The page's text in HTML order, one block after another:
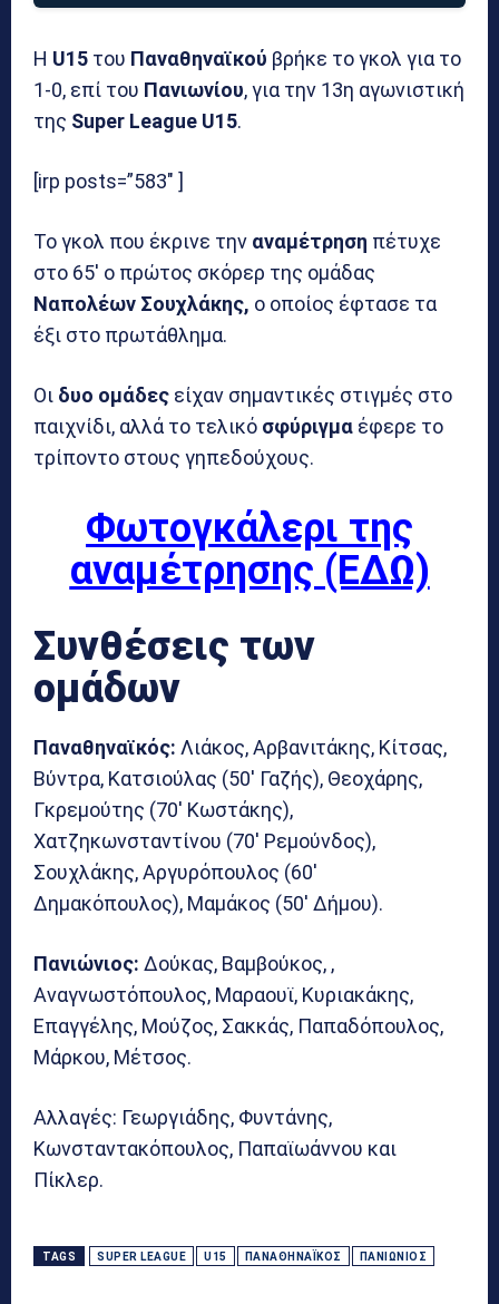
Η U15 του Παναθηναϊκού βρήκε το γκολ για το
1-0, επί του Πανιωνίου, για την 13η αγωνιστική
της Super League U15.
[irp posts=”583″ ]
Το γκολ που έκρινε την αναμέτρηση πέτυχε
στο 65′ ο πρώτος σκόρερ της ομάδας
Ναπολέων Σουχλάκης, ο οποίος έφτασε τα
έξι στο πρωτάθλημα.
Οι δυο ομάδες είχαν σημαντικές στιγμές στο
παιχνίδι, αλλά το τελικό σφύριγμα έφερε το
τρίποντο στους γηπεδούχους.
Φωτογκάλερι της
αναμέτρησης (ΕΔΩ)
Συνθέσεις των
ομάδων
Παναθηναϊκός: Λιάκος, Αρβανιτάκης, Κίτσας,
Βύντρα, Κατσιούλας (50′ Γαζής), Θεοχάρης,
Γκρεμούτης (70′ Κωστάκης),
Χατζηκωνσταντίνου (70′ Ρεμούνδος),
Σουχλάκης, Αργυρόπουλος (60′
Δημακόπουλος), Μαμάκος (50′ Δήμου).
Πανιώνιος: Δούκας, Βαμβούκος, ,
Αναγνωστόπουλος, Μαραουϊ, Κυριακάκης,
Επαγγέλης, Μούζος, Σακκάς, Παπαδόπουλος,
Μάρκου, Μέτσος.
Αλλαγές: Γεωργιάδης, Φυντάνης,
Κωνσταντακόπουλος, Παπαϊωάννου και
Πίκλερ.
TAGS SUPER LEAGUE U15 ΠΑΝΑΘΗΝΑΪΚΌΣ ΠΑΝΙΏΝΙΟΣ